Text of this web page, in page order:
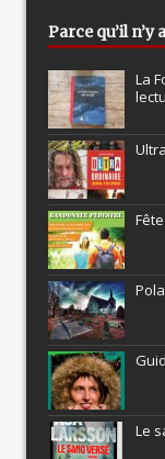
Parce qu’il n’y
La
Le